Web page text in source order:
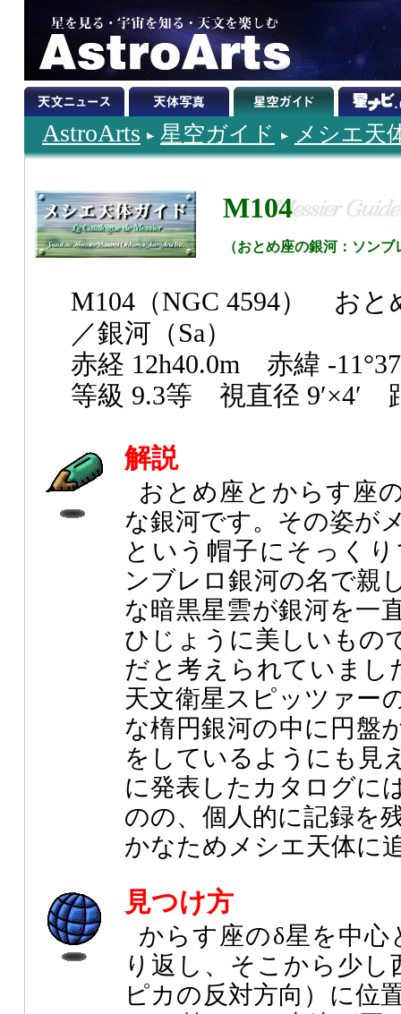
AstroArts 星空ガイド メシエ天
M104
（おとめ座の銀河：ソンブ
M104（NGC 4594） おと
／銀河（Sa）
赤経 12h40.0m 赤緯 -
等級 9.3等 視直径 9′×4′
解説
おとめ座とからす座
な銀河です。その姿が
という帽子にそっく
ンブレロ銀河の名で親
な暗黒星雲が銀河を一
ひじょうに美しいもの
だと考えられていまし
天文衛星スピッツァー
な楕円銀河の中に円盤
をしているようにも見
に発表したカタログに
のの、個人的に記録を
かなためメシエ天体に
見つけ方
からす座のδ星を中心
り返し、そこから少
ピカの反対方向）に位